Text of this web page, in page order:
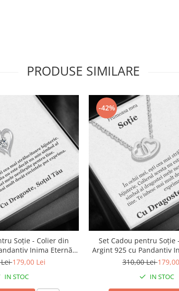
PRODUSE SIMILARE
Soție - Colier din
Inima Eternă,
în Cutie Elegantă cu
Lei179,00 Lei
IN STOC
-42%
Set Cadou pentru Soție
Argint 925 cu Pandantiv
placat cu rodiu, în Cutie
310,00 Lei
IN STOC